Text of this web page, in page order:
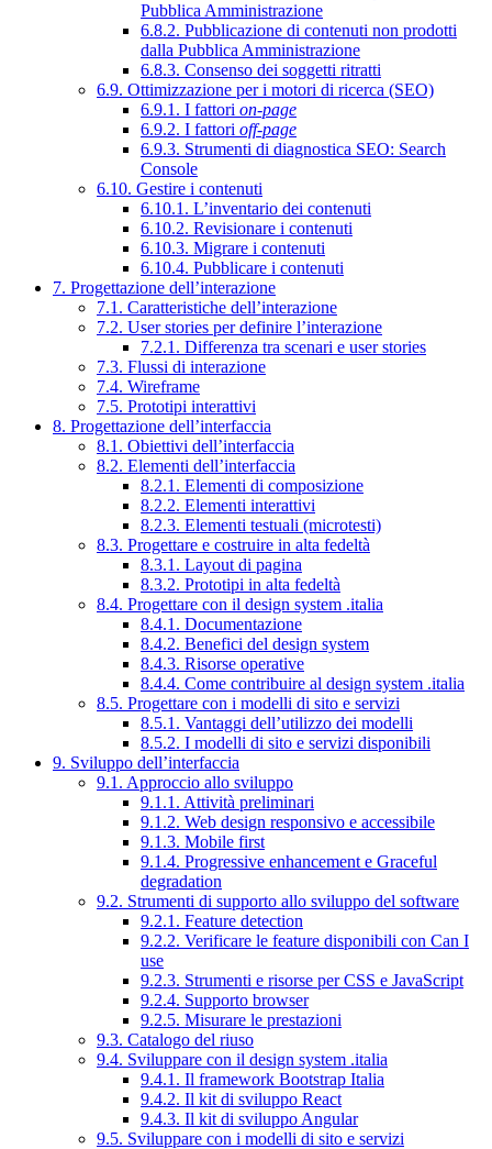
Pubblica Amministrazione
6.8.2. Pubblicazione di contenuti non prodotti
dalla Pubblica Amministrazione
6.8.3. Consenso dei soggetti ritratti
6.9. Ottimizzazione per i motori di ricerca (SEO)
6.9.1. I fattori on-page
6.9.2. I fattori off-page
6.9.3. Strumenti di diagnostica SEO: Search
Console
6.10. Gestire i contenuti
6.10.1. L’inventario dei contenuti
6.10.2. Revisionare i contenuti
6.10.3. Migrare i contenuti
6.10.4. Pubblicare i contenuti
7. Progettazione dell’interazione
7.1. Caratteristiche dell’interazione
7.2. User stories per definire l’interazione
7.2.1. Differenza tra scenari e user stories
7.3. Flussi di interazione
7.4. Wireframe
7.5. Prototipi interattivi
8. Progettazione dell’interfaccia
8.1. Obiettivi dell’interfaccia
8.2. Elementi dell’interfaccia
8.2.1. Elementi di composizione
8.2.2. Elementi interattivi
8.2.3. Elementi testuali (microtesti)
8.3. Progettare e costruire in alta fedeltà
8.3.1. Layout di pagina
8.3.2. Prototipi in alta fedeltà
8.4. Progettare con il design system .italia
8.4.1. Documentazione
8.4.2. Benefici del design system
8.4.3. Risorse operative
8.4.4. Come contribuire al design system .italia
8.5. Progettare con i modelli di sito e servizi
8.5.1. Vantaggi dell’utilizzo dei modelli
8.5.2. I modelli di sito e servizi disponibili
9. Sviluppo dell’interfaccia
9.1. Approccio allo sviluppo
9.1.1. Attività preliminari
9.1.2. Web design responsivo e accessibile
9.1.3. Mobile first
9.1.4. Progressive enhancement e Graceful
degradation
9.2. Strumenti di supporto allo sviluppo del software
9.2.1. Feature detection
9.2.2. Verificare le feature disponibili con Can I
use
9.2.3. Strumenti e risorse per CSS e JavaScript
9.2.4. Supporto browser
9.2.5. Misurare le prestazioni
9.3. Catalogo del riuso
9.4. Sviluppare con il design system .italia
9.4.1. Il framework Bootstrap Italia
9.4.2. Il kit di sviluppo React
9.4.3. Il kit di sviluppo Angular
9.5. Sviluppare con i modelli di sito e servizi